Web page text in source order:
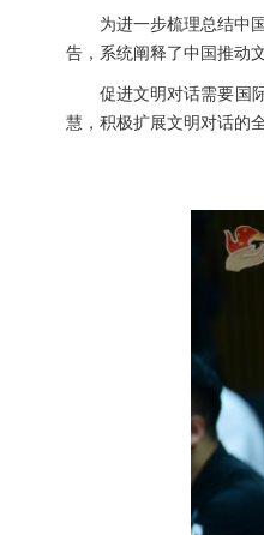
为进一步梳理总结中
告，系统阐释了中国推动
促进文明对话需要国
慧，积极扩展文明对话的